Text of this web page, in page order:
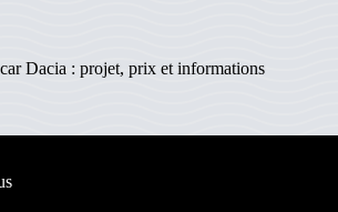
Dacia : projet, prix et informations